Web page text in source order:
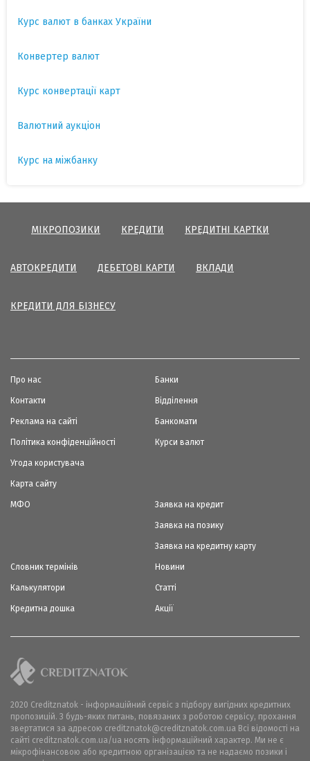
Курс валют в банках України
Конвертер валют
Курс конвертації карт
Валютний аукціон
Курс на міжбанку
МІКРОПОЗИКИ КРЕДИТИ КРЕДИТНІ КАРТКИ
АВТОКРЕДИТИ ДЕБЕТОВІ КАРТИ ВКЛАДИ
КРЕДИТИ ДЛЯ БІЗНЕСУ
Про нас
Контакти
Реклама на сайті
Політика конфіденційності
Угода користувача
Карта сайту
Банки
Відділення
Банкомати
Курси валют
МФО Заявка на кредит
Заявка на позику
Заявка на кредитну карту
Словник термінів
Калькулятори
Кредитна дошка
Новини
Статті
Акції
2020 Creditznatok - інформаційний сервіс з підбору вигідних кредитних
пропозицій. З будь-яких питань, повязаних з роботою сервісу, прохання
звертатися за адресою creditznatok@creditznatok.com.ua Всі відомості на
сайті creditznatok.com.ua/ua носять інформаційний характер. Ми не є
мікрофінансовою або кредитною організацією та не надаємо позики і